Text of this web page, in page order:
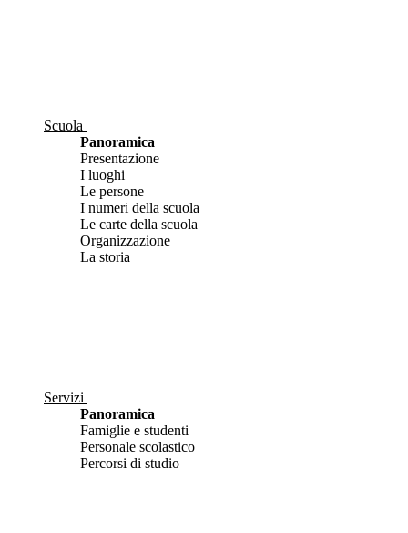
Scuola
Panoramica
Presentazione
I luoghi
Le persone
I numeri della scuola
Le carte della scuola
Organizzazione
La storia
Servizi
Panoramica
Famiglie e studenti
Personale scolastico
Percorsi di studio